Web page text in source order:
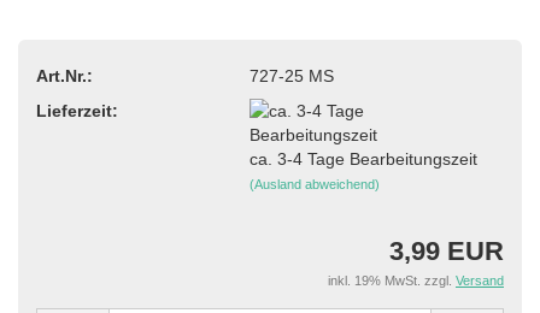
Art.Nr.:
727-25 MS
Lieferzeit:
ca. 3-4 Tage Bearbeitungszeit
(Ausland abweichend)
3,99 EUR
inkl. 19% MwSt. zzgl. Versand